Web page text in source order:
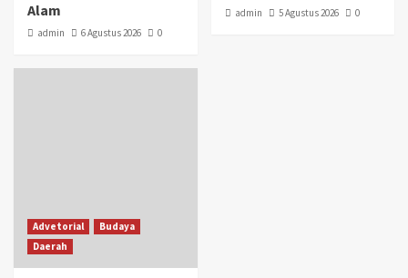
Alam
admin 6 Agustus 2026 0
admin 5 Agustus 2026 0
Advetorial
Budaya
Daerah